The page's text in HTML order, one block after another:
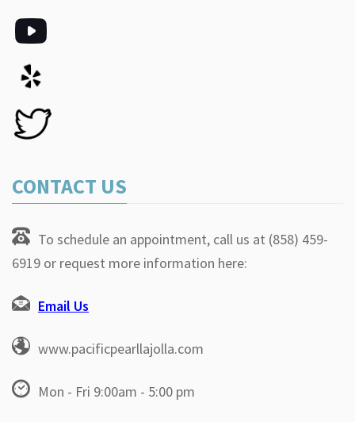
CONTACT US
To schedule an appointment, call us at (858) 459-
6919 or request more information here:
Email Us
www.pacificpearllajolla.com
Mon - Fri 9:00am - 5:00 pm